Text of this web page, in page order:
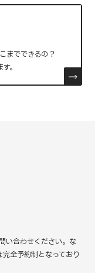
までできるの？
。
い合わせください。 な
全予約制となっており